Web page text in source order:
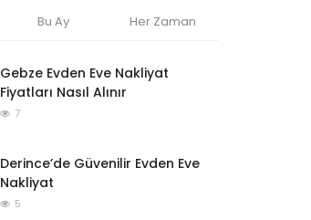
Bu Ay Her Zaman
Gebze Evden Eve Nakliyat
Fiyatları Nasıl Alınır
7
Derince’de Güvenilir Evden Eve
Nakliyat
5